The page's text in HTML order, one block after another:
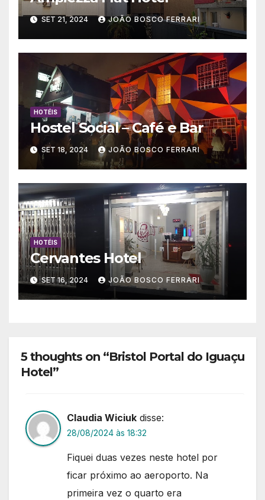
SET 21, 2024 JOÃO BOSCO FERRARI
HOTÉIS
Hostel Social – Café e Bar
SET 18, 2024 JOÃO BOSCO FERRARI
HOTÉIS
Cervantes Hotel
SET 16, 2024 JOÃO BOSCO FERRARI
5 thoughts on “Bristol Portal do Iguaçu
Hotel”
Claudia Wiciuk disse:
28/08/2024 às 18:32
Fiquei duas vezes neste hotel por
ficar próximo ao aeroporto. Na
primeira vez o quarto era